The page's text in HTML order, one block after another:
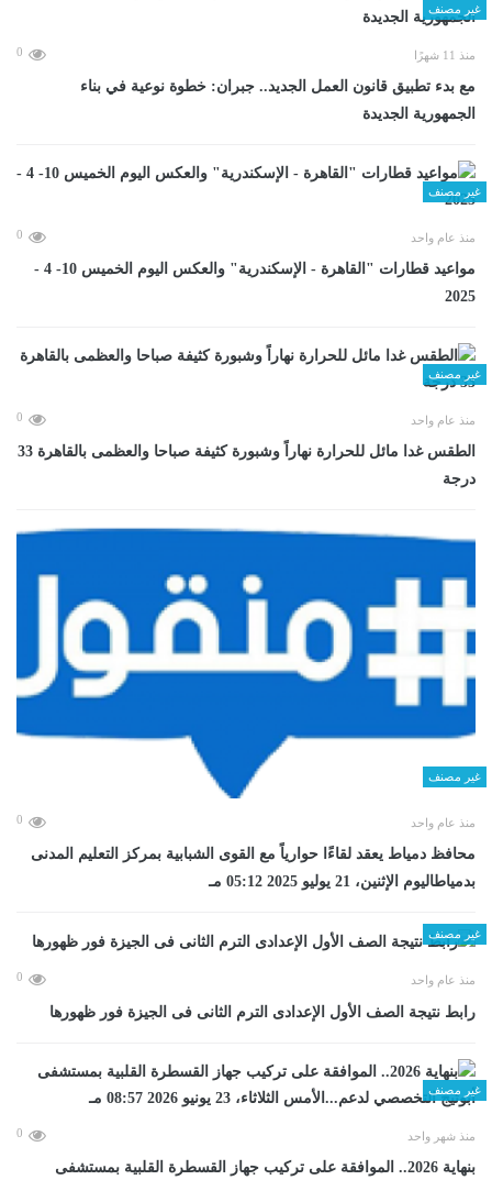
غير مصنف
منذ 11 شهرًا 0
مع بدء تطبيق قانون العمل الجديد.. جبران: خطوة نوعية في بناء
الجمهورية الجديدة
غير مصنف
منذ عام واحد 0
مواعيد قطارات "القاهرة - الإسكندرية" والعكس اليوم الخميس 10- 4 -
2025
غير مصنف
منذ عام واحد 0
الطقس غدا مائل للحرارة نهاراً وشبورة كثيفة صباحا والعظمى بالقاهرة 33
درجة
غير مصنف
منذ عام واحد 0
محافظ دمياط يعقد لقاءًا حوارياً مع القوى الشبابية بمركز التعليم المدنى
بدمياطاليوم الإثنين، 21 يوليو 2025 05:12 مـ
غير مصنف
منذ عام واحد 0
رابط نتيجة الصف الأول الإعدادى الترم الثانى فى الجيزة فور ظهورها
غير مصنف
منذ شهر واحد 0
بنهاية 2026.. الموافقة على تركيب جهاز القسطرة القلبية بمستشفى